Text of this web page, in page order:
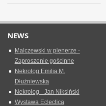
NEWS
Malczewski w plenerze -
Zaproszenie gościnne
Nekrolog Emilia M.
Dłużniewska
Nekrolog - Jan Niksiński
Wystawa Eclectica